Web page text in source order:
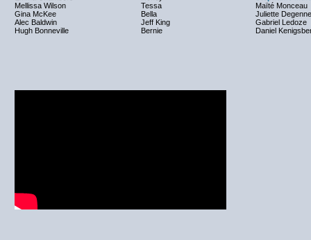
Mellissa Wilson
Tessa
Maïté Monceau
Gina McKee
Bella
Juliette Degenne
Alec Baldwin
Jeff King
Gabriel Ledoze
Hugh Bonneville
Bernie Daniel